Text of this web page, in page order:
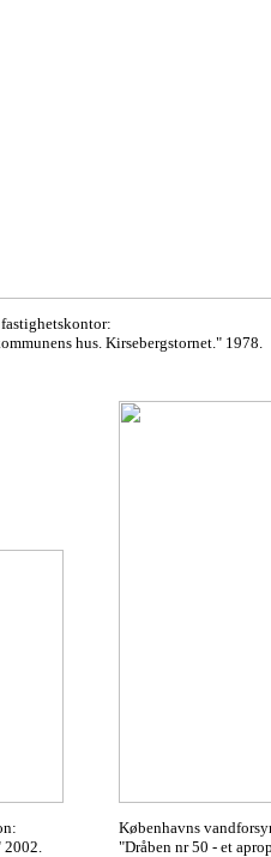
hus. Kirsebergstornet." 1978.
2002.
Københavns
"Dråben nr 50 - et